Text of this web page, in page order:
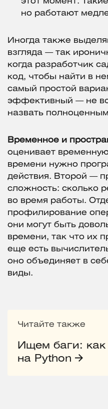
но работают
Иногда также
взгляда — так
когда разработчик
код, чтобы найти в
самый простой
эффективный — не
назвать
Временное и
оценивает
времени нужно
действия. Второй —
сложность: сколько
во время работы.
профилирование
они могут быть
времени, так что их
еще есть
оно объединяет в
виды.
Читайте также
Ищем баги:
на Python